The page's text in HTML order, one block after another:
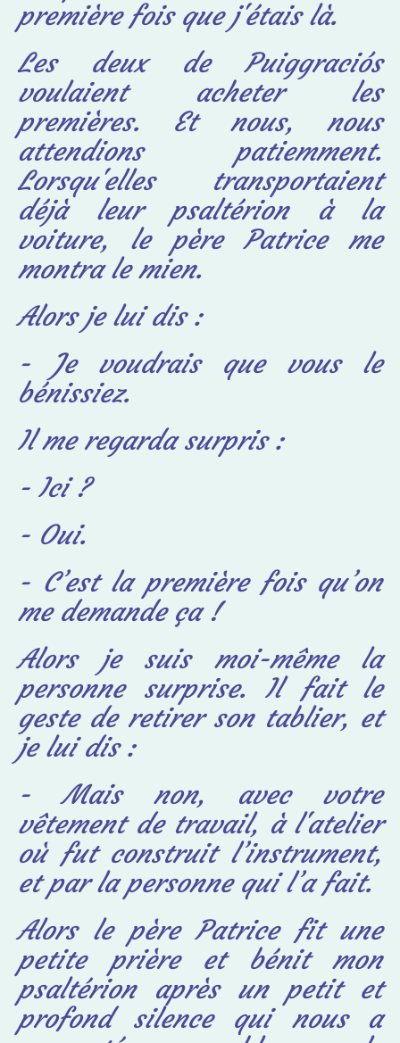
première fois que j'étais là.
Les deux de Puiggraciós
voulaient acheter les
premières. Et nous, nous
attendions patiemment.
Lorsqu'elles transportaient
déjà leur psaltérion à la
voiture, le père Patrice me
montra le mien.
Alors je lui dis :
- Je voudrais que vous le
bénissiez.
Il me regarda surpris :
- Ici ?
- Oui.
- C’est la première fois qu’on
me demande ça !
Alors je suis moi-même la
personne surprise. Il fait le
geste de retirer son tablier, et
je lui dis :
- Mais non, avec votre
vêtement de travail, à l'atelier
où fut construit l’instrument,
et par la personne qui l’a fait.
Alors le père Patrice fit une
petite prière et bénit mon
psaltérion après un petit et
profond silence qui nous a